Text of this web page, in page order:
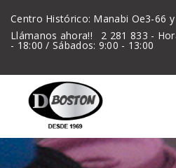
Centro Histórico: Manabi Oe3-66 y
Llámanos ahora!!
2 281 833 -
- 18:00 / Sábados: 9:00 - 13:00